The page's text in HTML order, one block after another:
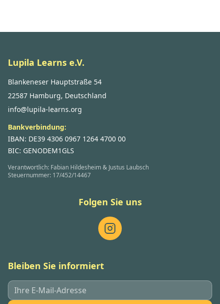
Lupila Learns e.V.
Blankeneser Hauptstraße 54
22587 Hamburg, Deutschland
info@lupila-learns.org
Bankverbindung:
IBAN: DE39 4306 0967 1264 4700 00
BIC: GENODEM1GLS
Verantwortlich: Fabian Hildesheim & Justus Laubsch
Steuernummer: 17/452/14467
Folgen Sie uns
Bleiben Sie informiert